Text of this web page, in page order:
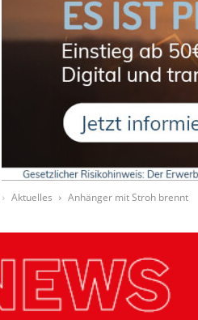
Aktuelles Anhänger mit Stroh brennt